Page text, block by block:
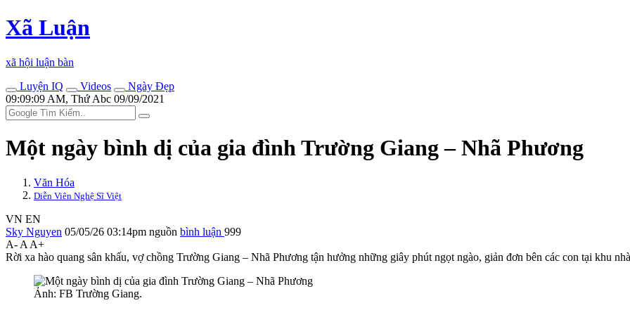
Xã Luận
xã hội luận bàn
Luyện IQ
Videos
Ngày Đẹp
09:09:09 AM, Thứ Abc 09/09/2021
Một ngày bình dị của gia đình Trường Giang – Nhã Phương
Văn Hóa
Diễn Viên Nghệ Sĩ Việt
VN EN
Sky Nguyen 05/05/26 03:14pm nguồn bình luận 999
A- A A+
Rời xa hào quang sân khấu, vợ chồng Trường Giang – Nhã Phương tận hưởng những giây phút ngọt ngào, giản đơn bên các con tại khu
Ảnh: FB Trường Giang.